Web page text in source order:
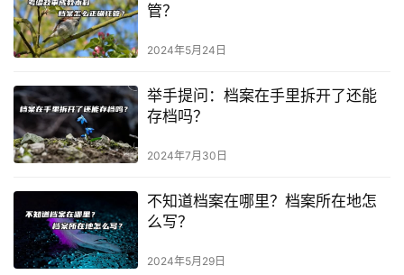
管？
2024年5月24日
举手提问：档案在手里拆开了还能
存档吗？
2024年7月30日
不知道档案在哪里？档案所在地怎
么写？
2024年5月29日